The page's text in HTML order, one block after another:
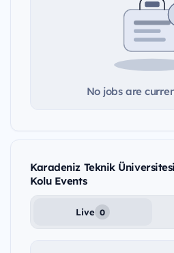
No jobs are
Karadeniz Teknik
Kolu Events
Live 0